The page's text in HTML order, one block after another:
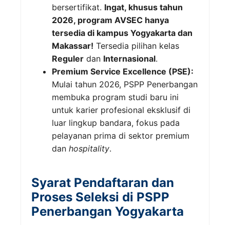
bersertifikat. Ingat, khusus tahun
2026, program AVSEC hanya
tersedia di kampus Yogyakarta dan
Makassar! Tersedia pilihan kelas
Reguler dan Internasional.
Premium Service Excellence (PSE):
Mulai tahun 2026, PSPP Penerbangan
membuka program studi baru ini
untuk karier profesional eksklusif di
luar lingkup bandara, fokus pada
pelayanan prima di sektor premium
dan hospitality.
Syarat Pendaftaran dan
Proses Seleksi di PSPP
Penerbangan Yogyakarta